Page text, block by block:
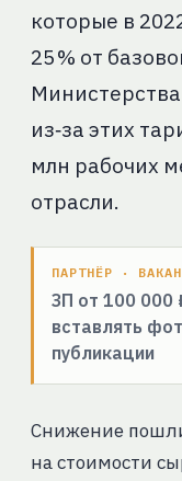
которые в
25 % от
из‑за этих
млн рабочих
отрасли.
ПАРТНЁР ·
ЗП от 100 000
вставлять
публикации
Снижение
на стоимости